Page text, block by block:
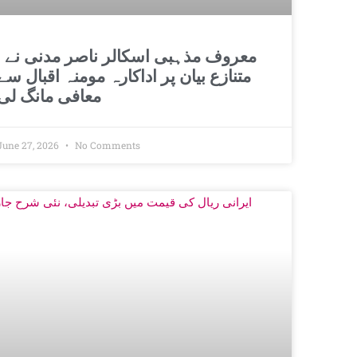
متنازع بیان پر اداکارہ مومنہ اقبال
معافی مانگ
27, 2026 No Comments